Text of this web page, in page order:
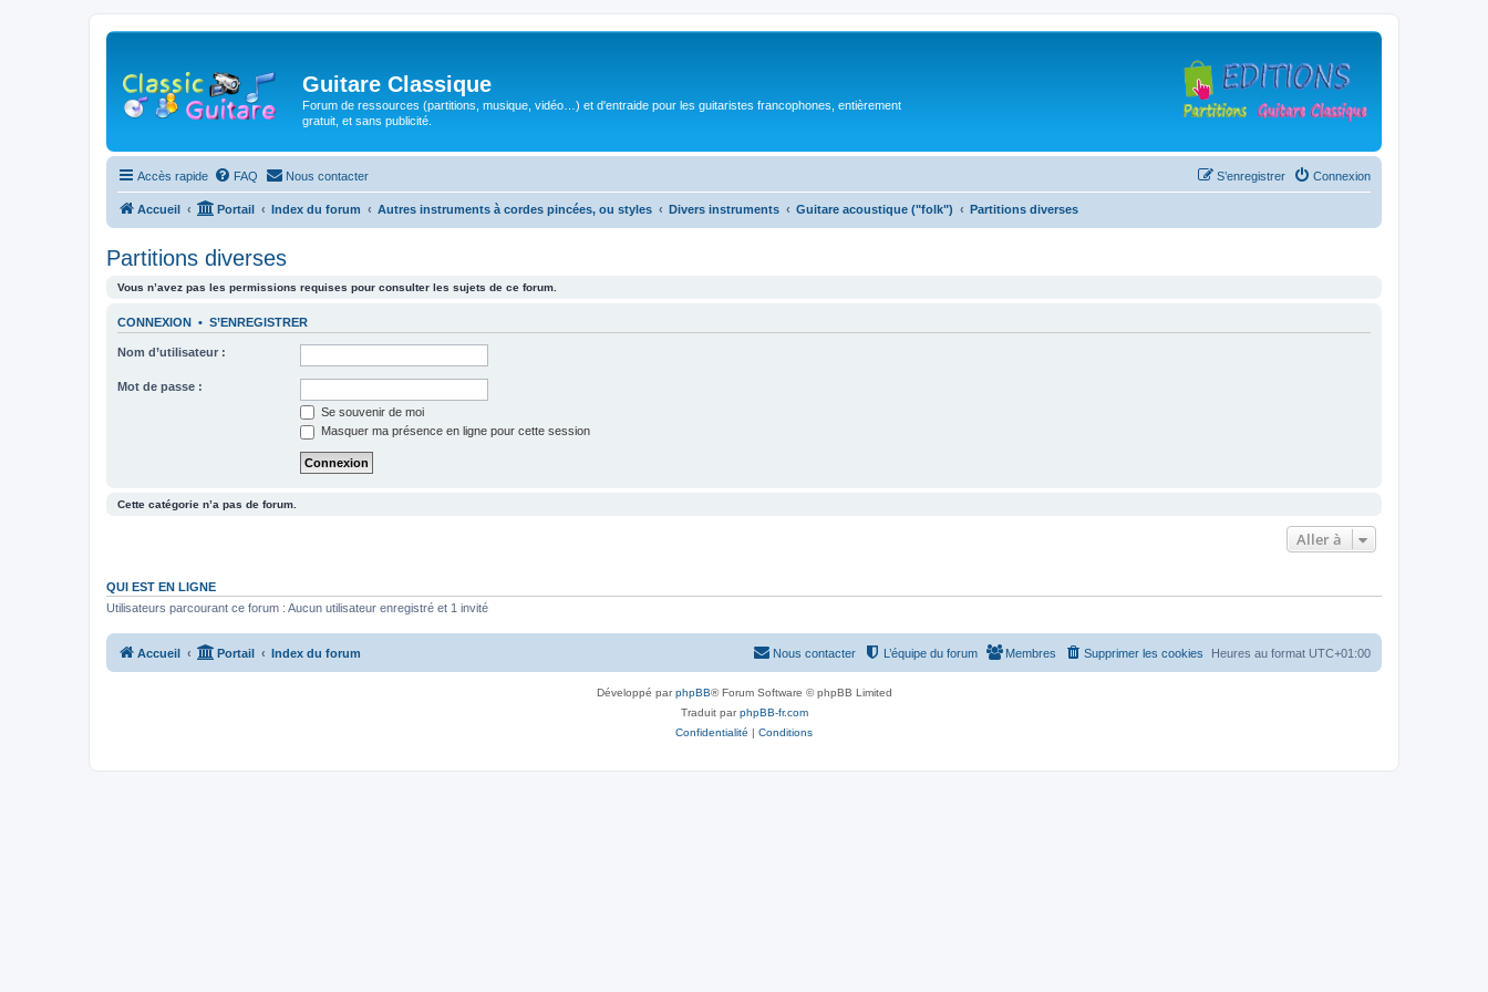
Guitare Classique
Forum de ressources (partitions, musique, vidéo…) et d'entraide pour les guitaristes francophones, entièrement
gratuit, et sans publicité.
Accès rapide FAQ Nous contacter Connexion
S’enregistrer
Accueil Portail Index du forum Autres instruments à cordes pincées, ou styles Divers instruments Guitare acoustique ("folk") Partitions diverses
Partitions diverses
Vous n’avez pas les permissions requises pour consulter les sujets de ce forum.
CONNEXION • S’ENREGISTRER
Nom d’utilisateur :
Mot de passe :
Se souvenir de moi
Masquer ma présence en ligne pour cette session
Cette catégorie n’a pas de forum.
Aller à
QUI EST EN LIGNE
Utilisateurs parcourant ce forum : Aucun utilisateur enregistré et 1 invité
Accueil Portail Index du forum Heures au format UTC+01:00
Supprimer les cookies
Membres
L’équipe du forum
Nous contacter
Développé parphpBB® Forum Software © phpBB Limited
Traduit parphpBB-fr.com
Confidentialité | Conditions